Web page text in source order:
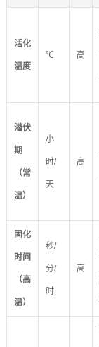
活化
温度
℃ 高
潜伏
期
（常
温）
小
时/
天
高
固化
时间
（高
温）
秒/
分/
时
高